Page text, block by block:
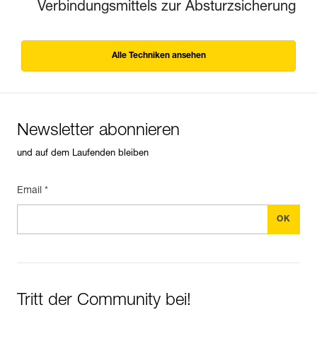
Verbindungsmittels zur Absturzsicherung
Alle Techniken ansehen
Newsletter abonnieren
und auf dem Laufenden bleiben
Email *
Tritt der Community bei!